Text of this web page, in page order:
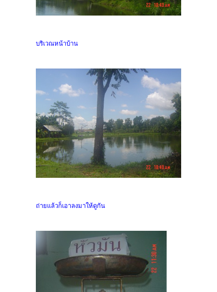
บริเวณหน้าบ้าน
ถ่ายแล้วก็เอาลงมาให้ดูกัน